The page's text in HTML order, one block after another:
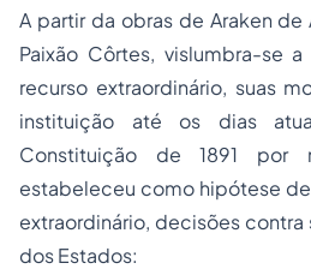
A partir da obras de Araken de
Paixão Côrtes, vislumbra-se
recurso extraordinário, suas
instituição até os dias
Constituição de 1891
estabeleceu como hipótese
extraordinário, decisões contra
dos Estados: